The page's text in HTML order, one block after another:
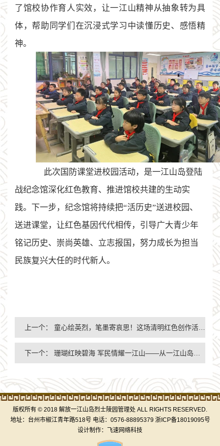
了馆校协作育人实效，让一江山精神从抽象转为具
体，帮助同学们在沉浸式学习中读懂历史、感悟精
神。
此次国防课堂进校园活动，是一江山岛登陆
战纪念馆深化红色教育、推进馆校共建的生动实
践。下一步，纪念馆将持续把“活历史”送进校园、
送进课堂，让红色基因代代相传，引导广大青少年
铭记历史、崇尚英雄、立志报国，努力成长为担当
民族复兴大任的时代新人。
上一个： 童心绘英烈，笔墨寄哀思！这场清明红色创作活动圆满落幕
下一个： 珊瑚红映碧海 军民情耀一江山——从一江山岛战役看永不褪色的鱼水深情
版权所有 © 2018 解放一江山岛烈士陵园管理处 ALL RIGHTS RESERVED.
地址：台州市椒江青年路518号 电话：0576-88895379 浙ICP备18019095号
设计制作： 飞速网络科技